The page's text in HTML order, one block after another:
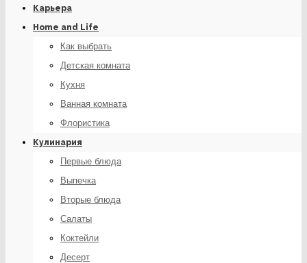
Карьера
Home and Life
Как выбрать
Детская комната
Кухня
Ванная комната
Флористика
Кулинария
Первые блюда
Выпечка
Вторые блюда
Салаты
Коктейли
Десерт